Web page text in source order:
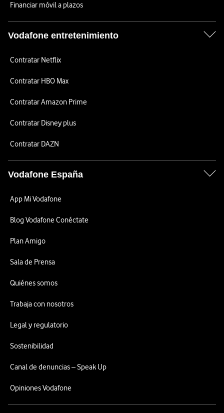
Financiar móvil a plazos
Vodafone entretenimiento
Contratar Netflix
Contratar HBO Max
Contratar Amazon Prime
Contratar Disney plus
Contratar DAZN
Vodafone España
App Mi Vodafone
Blog Vodafone Conéctate
Plan Amigo
Sala de Prensa
Quiénes somos
Trabaja con nosotros
Legal y regulatorio
Sostenibilidad
Canal de denuncias – Speak Up
Opiniones Vodafone